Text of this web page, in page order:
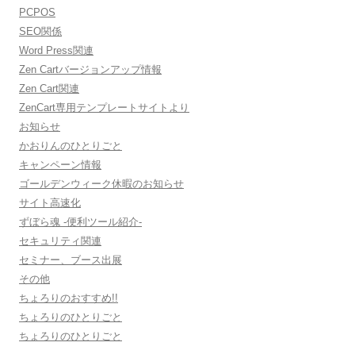
PCPOS
SEO関係
Word Press関連
Zen Cartバージョンアップ情報
Zen Cart関連
ZenCart専用テンプレートサイトより
お知らせ
かおりんのひとりごと
キャンペーン情報
ゴールデンウィーク休暇のお知らせ
サイト高速化
ずぼら魂 -便利ツール紹介-
セキュリティ関連
セミナー、ブース出展
その他
ちょろりのおすすめ!!
ちょろりのひとりごと
ちょろりのひとりごと